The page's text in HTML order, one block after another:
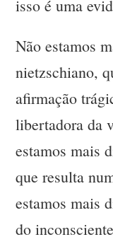
isso é uma
Não estamos
nietzschiano,
afirmação
libertadora da
estamos mais
que resulta
estamos mais
do